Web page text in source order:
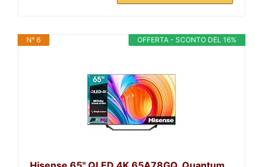
OFFERTA - SCONTO DEL 16%
N° 6